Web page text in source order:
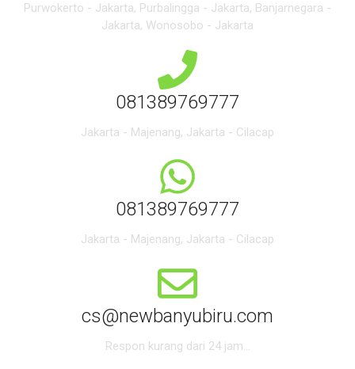
Purwokerto - Jakarta, Purbalingga - Jakarta, Banjarnegara -
Jakarta, Wonosobo - Jakarta
081389769777
Jakarta - Majenang, Jakarta - Cilacap
081389769777
Jakarta - Majenang, Jakarta - Cilacap
cs@newbanyubiru.com
Respon kurang dari 24 jam...